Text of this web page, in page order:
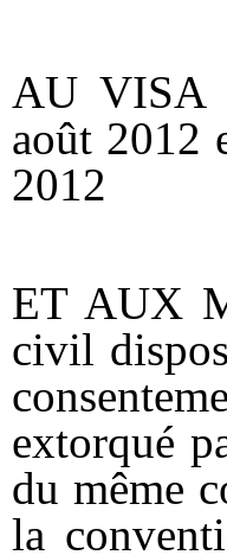
AU VISA
août 2012
2012
ET AUX
civil
extorqué
du même
la